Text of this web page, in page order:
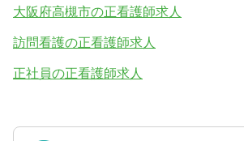
大阪府高槻市の正看護師求人
訪問看護の正看護師求人
正社員の正看護師求人